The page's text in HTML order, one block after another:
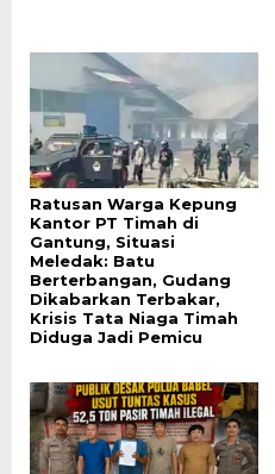
Ratusan Warga Kepung
Kantor PT Timah di
Gantung, Situasi
Meledak: Batu
Berterbangan, Gudang
Dikabarkan Terbakar,
Krisis Tata Niaga Timah
Diduga Jadi Pemicu